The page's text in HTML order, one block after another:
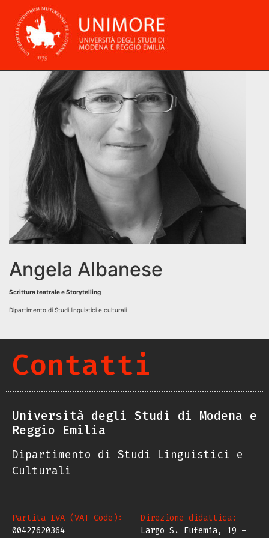
Angela Albanese
Scrittura teatrale e Storytelling
Dipartimento di Studi linguistici e culturali
Contatti
Università degli Studi di Modena e
Reggio Emilia
Dipartimento di Studi Linguistici e
Culturali
Partita IVA (VAT Code):
00427620364
Direzione didattica:
Largo S. Eufemia, 19 –